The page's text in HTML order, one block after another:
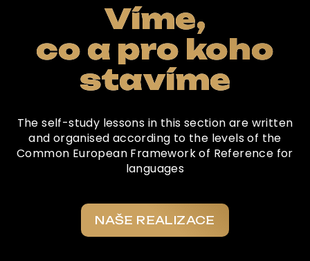
Víme,
co a pro koho
stavíme
The self-study lessons in this section are written
and organised according to the levels of the
Common European Framework of Reference for
languages
NAŠE REALIZACE